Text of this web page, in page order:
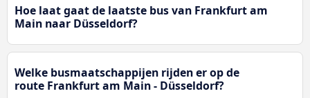
Hoe laat gaat de laatste bus van Frankfurt am
Main naar Düsseldorf?
Welke busmaatschappijen rijden er op de
route Frankfurt am Main - Düsseldorf?